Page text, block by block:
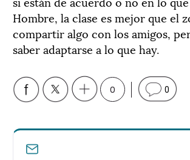
Hombre, la clase es mejor que el
compartir algo con los amigos,
saber adaptarse a lo que hay.
0 0